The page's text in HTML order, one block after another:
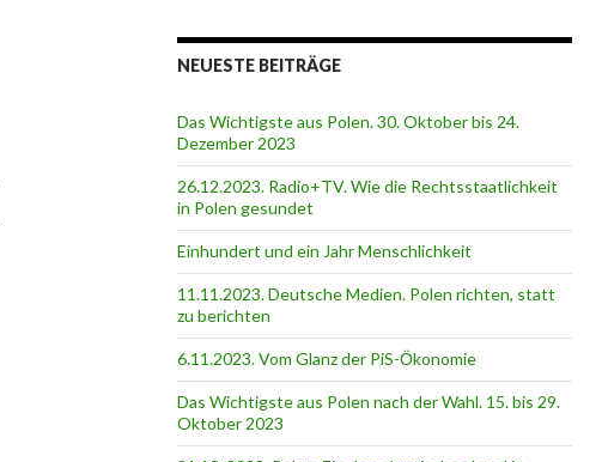
NEUESTE BEITRÄGE
Das Wichtigste aus Polen. 30. Oktober bis 24.
Dezember 2023
26.12.2023. Radio+TV. Wie die Rechtsstaatlichkeit
in Polen gesundet
Einhundert und ein Jahr Menschlichkeit
11.11.2023. Deutsche Medien. Polen richten, statt
zu berichten
6.11.2023. Vom Glanz der PiS-Ӧkonomie
Das Wichtigste aus Polen nach der Wahl. 15. bis 29.
Oktober 2023